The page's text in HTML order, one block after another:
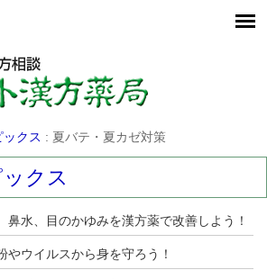
漢方なんでもQ＆A
ックス : 夏バテ・夏カゼ対策
ックス
鼻水、目のかゆみを漢方薬で改善しよう！
やウイルスから身を守ろう！